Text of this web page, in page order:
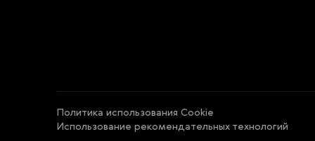
Политика использования Cookie
Использование рекомендательных технологий